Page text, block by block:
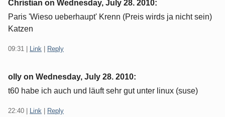
Christian on Wednesday, July 28. 2010:
Paris 'Wieso ueberhaupt' Krenn (Preis wirds ja nicht sein)
Katzen
09:31 Link Reply
olly on Wednesday, July 28. 2010:
t60 habe ich auch und läuft sehr gut unter linux (suse)
22:40 Link Reply